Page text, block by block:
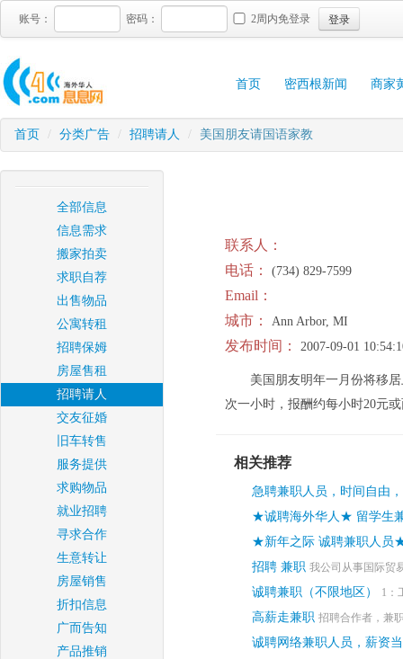
账号： 密码： 2周内免登录 登录
首页 密西根新闻 商家
首页 / 分类广告 / 招聘请人 / 美国朋友请国语家教
全部信息
信息需求
搬家拍卖
求职自荐
出售物品
公寓转租
招聘保姆
房屋售租
招聘请人
交友征婚
旧车转售
服务提供
求购物品
就业招聘
寻求合作
生意转让
房屋销售
折扣信息
广而告知
产品推销
联系人：
电话：
(734) 829-7599
Email：
城市：
Ann Arbor, MI
发布时间： 2007-09-01
美国朋友明年一月份将移
次一小时，报酬约每小时20元
相关推荐
急聘兼职人员，时间自由
★诚聘海外华人★ 留学生
★新年之际 诚聘兼职人员
招聘 兼职 我公司从事国际贸
诚聘兼职（不限地区） 1：
高薪走兼职 招聘合作者，兼
诚聘网络兼职人员，薪资